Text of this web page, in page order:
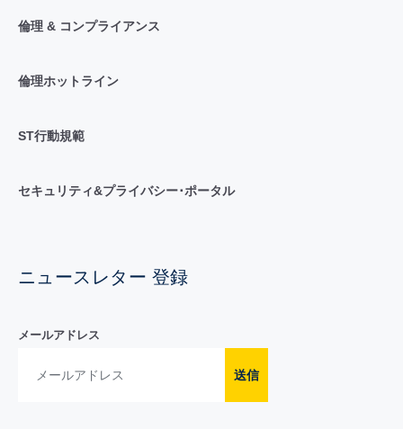
倫理 & コンプライアンス
倫理ホットライン
ST行動規範
セキュリティ&プライバシー･ポータル
ニュースレター 登録
メールアドレス
送信